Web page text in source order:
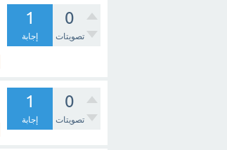
0
تصويتات
1
إجابة
0
تصويتات
1
إجابة